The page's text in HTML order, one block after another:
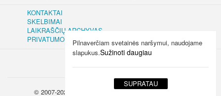
KONTAKTAI
SKELBIMAI
LAIKRAŠČIŲ ARCHYVAS
PRIVATUMO IR SLAPUKŲ POLITIKA
© 2007-2026 Palangos tiltas | Visos teisės saugomos
Pilnaverčiam svetainės naršymui, naudojame
slapukus.Sužinoti daugiau
SUPRATAU